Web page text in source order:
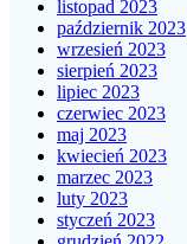
listopad 2023
październik 2023
wrzesień 2023
sierpień 2023
lipiec 2023
czerwiec 2023
maj 2023
kwiecień 2023
marzec 2023
luty 2023
styczeń 2023